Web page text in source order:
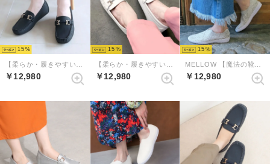
15
￥12,980
15
￥12,980
15
￥12,980